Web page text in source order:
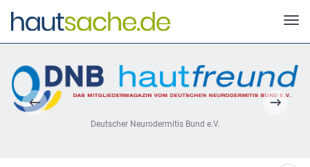
Deutscher Neurodermitis Bund e.V.